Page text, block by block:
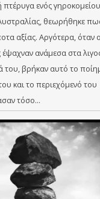
πτέρυγα ενός
θεωρήθηκε πως
αξίας. Αργότερα, όταν
έψαχναν ανάμεσα στα
του, βρήκαν αυτό το
και το περιεχόμενό του
τόσο…